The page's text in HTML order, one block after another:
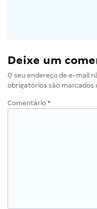
Deixe um
O seu endereço de e-mail
obrigatórios são marcados
Comentário *